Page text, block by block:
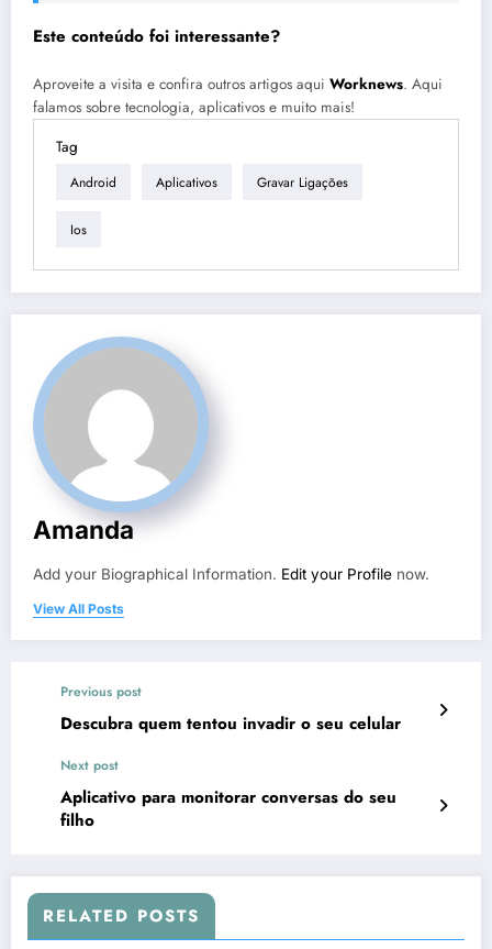
Este conteúdo foi interessante?
Aproveite a visita e confira outros artigos aqui Worknews. Aqui
falamos sobre tecnologia, aplicativos e muito mais!
Tag
Android Aplicativos Gravar Ligações
Ios
Amanda
Add your Biographical Information. Edit your Profile now.
View All Posts
Previous post
Descubra quem tentou invadir o seu celular
Next post
Aplicativo para monitorar conversas do seu
filho
RELATED POSTS